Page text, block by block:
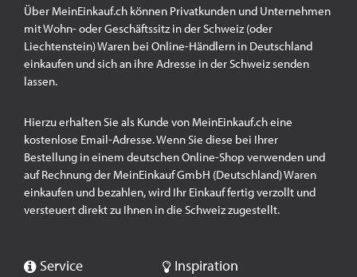
Über MeinEinkauf.ch können Privatkunden und Unternehmen
mit Wohn- oder Geschäftssitz in der Schweiz (oder
Liechtenstein) Waren bei Online-Händlern in Deutschland
einkaufen und sich an ihre Adresse in der Schweiz senden
lassen.
Hierzu erhalten Sie als Kunde von MeinEinkauf.ch eine
kostenlose Email-Adresse. Wenn Sie diese bei Ihrer
Bestellung in einem deutschen Online-Shop verwenden und
auf Rechnung der MeinEinkauf GmbH (Deutschland) Waren
einkaufen und bezahlen, wird Ihr Einkauf fertig verzollt und
versteuert direkt zu Ihnen in die Schweiz zugestellt.
Service Inspiration